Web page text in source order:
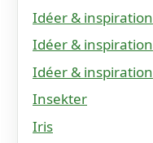
Idéer & inspiration
Idéer & inspiration
Idéer & inspiration
Insekter
Iris